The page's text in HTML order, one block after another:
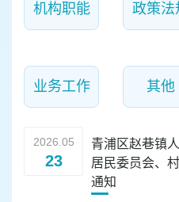
机构职能 政策法
业务工作 其他
2026.05
23
青浦区赵巷镇
居民委员会、
通知